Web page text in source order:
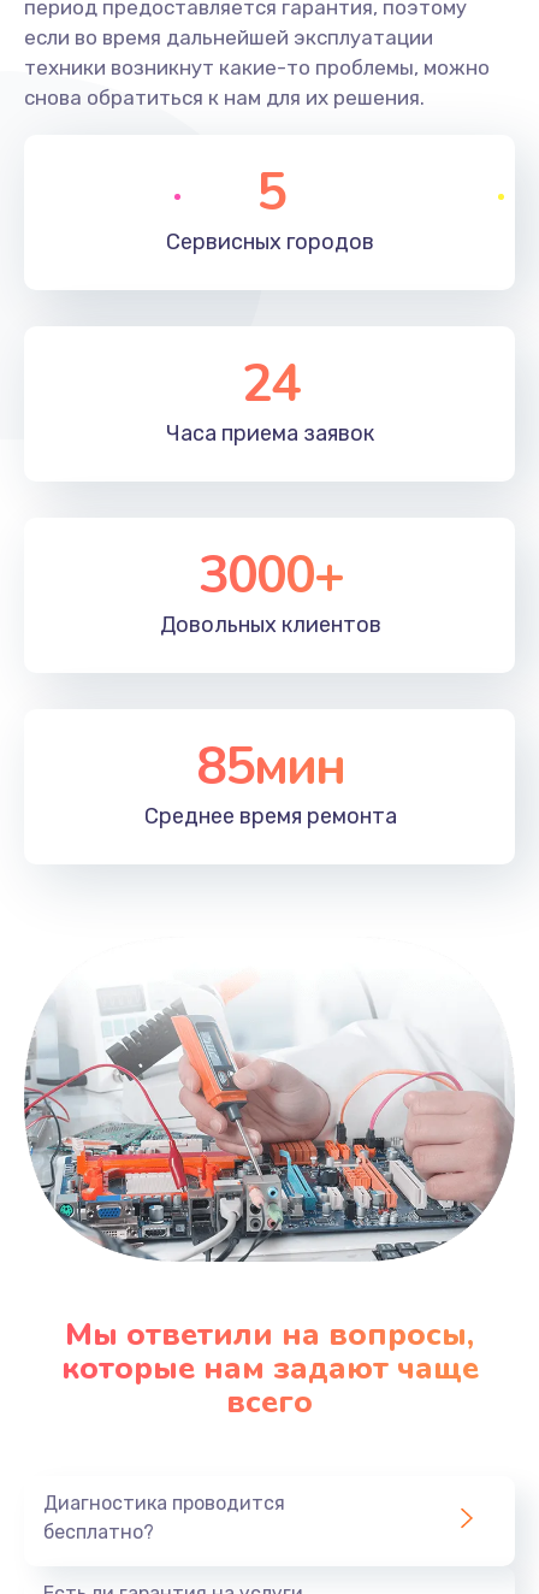
период предоставляется гарантия, поэтому
если во время дальнейшей эксплуатации
техники возникнут какие-то проблемы, можно
снова обратиться к нам для их решения.
5
Сервисных городов
24
Часа приема заявок
3000+
Довольных клиентов
85мин
Среднее время ремонта
Мы ответили на вопросы,
которые нам задают чаще
всего
Диагностика проводится
бесплатно?